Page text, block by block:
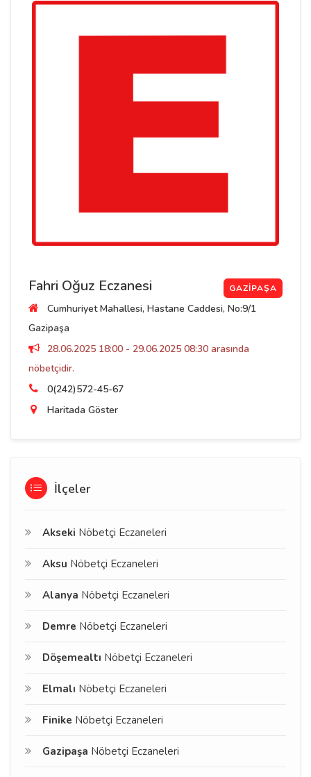
Fahri Oğuz Eczanesi GAZIPAŞA
Cumhuriyet Mahallesi, Hastane Caddesi, No:9/1
Gazipaşa
28.06.2025 18:00 - 29.06.2025 08:30 arasında
nöbetçidir.
0(242)572-45-67
Haritada Göster
İlçeler
Akseki Nöbetçi Eczaneleri
Aksu Nöbetçi Eczaneleri
Alanya Nöbetçi Eczaneleri
Demre Nöbetçi Eczaneleri
Döşemealtı Nöbetçi Eczaneleri
Elmalı Nöbetçi Eczaneleri
Finike Nöbetçi Eczaneleri
Gazipaşa Nöbetçi Eczaneleri